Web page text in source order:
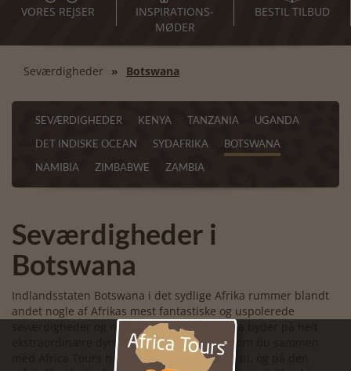
VORES REJSER
INSPIRATIONS-
MØDER
BESTIL TILBUD
Seværdigheder Botswana
SEVÆRDIGHEDER KENYA TANZANIA
UGANDA
DET INDISKE OCEAN
SYDAFRIKA
BOTSWANA
NAMIBIA
ZIMBABWE ZAMBIA
Seværdigheder i
Botswana
Indlandsstaten Botswana i det sydlige Afrika rummer blandt
andet nogle af Afrikas mest fantastiske og uspolerede
seværdigheder og nationalparker. Botswana byder på helt
ekstraordinære dyre- og naturoplevelser, som du sammen
med Africa Tours har mulighed for at rejse til, og på den